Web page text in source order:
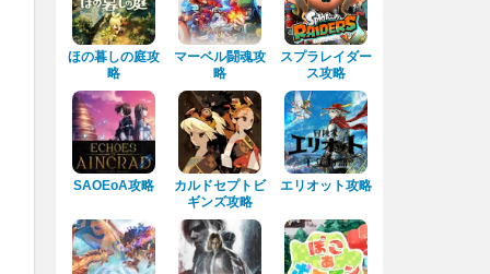
ほの暮しの庭攻
略
マーベル闘魂攻
略
スプラレイダー
ス攻略
SAOEoA攻略
カルドセプトビ
ギンズ攻略
エリオット攻略